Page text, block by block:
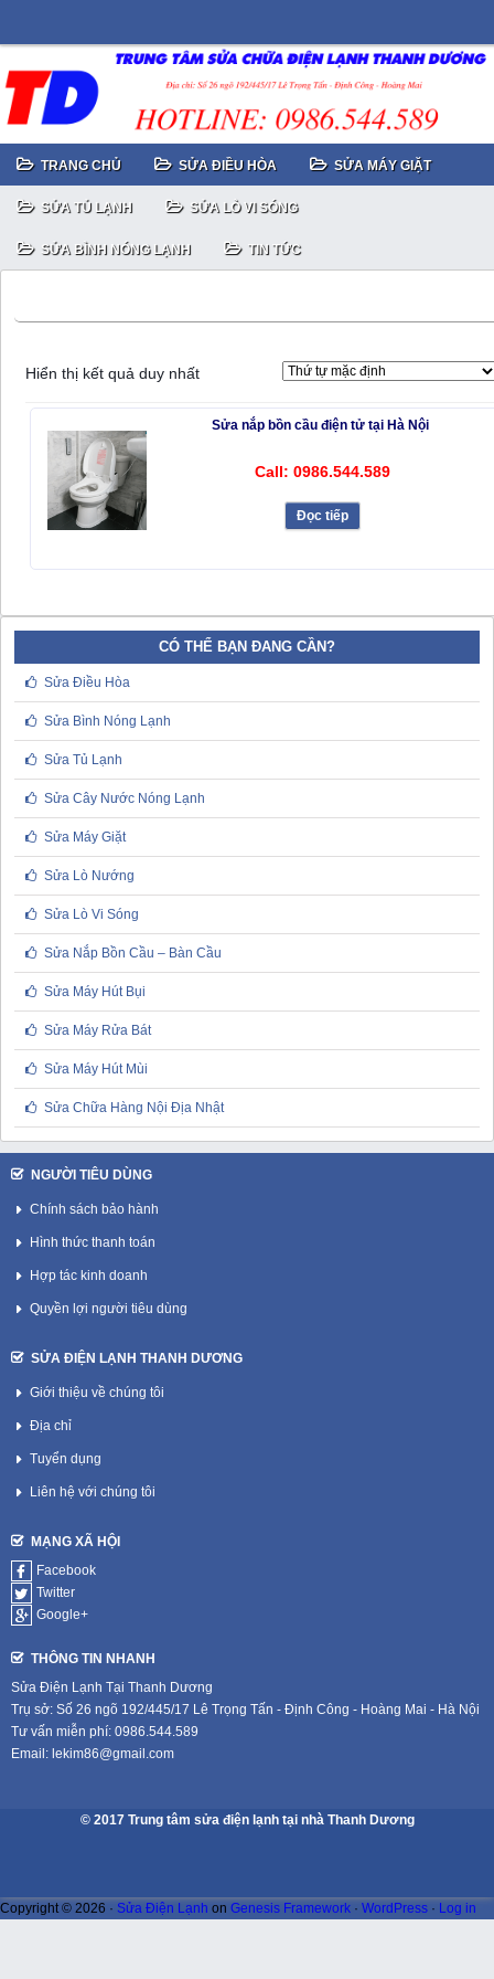
TRANG CHỦ SỬA ĐIỀU HÒA SỬA MÁY GIẶT
SỬA TỦ LẠNH SỬA LÒ VI SÓNG
SỬA BÌNH NÓNG LẠNH TIN TỨC
Hiển thị kết quả duy nhất
Sửa nắp bồn cầu điện tử tại Hà Nội
Call: 0986.544.589
Đọc tiếp
CÓ THỂ BẠN ĐANG CẦN?
Sửa Điều Hòa
Sửa Bình Nóng Lạnh
Sửa Tủ Lạnh
Sửa Cây Nước Nóng Lạnh
Sửa Máy Giặt
Sửa Lò Nướng
Sửa Lò Vi Sóng
Sửa Nắp Bồn Cầu – Bàn Cầu
Sửa Máy Hút Bụi
Sửa Máy Rửa Bát
Sửa Máy Hút Mùi
Sửa Chữa Hàng Nội Địa Nhật
NGƯỜI TIÊU DÙNG
Chính sách bảo hành
Hình thức thanh toán
Hợp tác kinh doanh
Quyền lợi người tiêu dùng
SỬA ĐIỆN LẠNH THANH DƯƠNG
Giới thiệu về chúng tôi
Địa chỉ
Tuyển dụng
Liên hệ với chúng tôi
MẠNG XÃ HỘI
Facebook
Twitter
Google+
THÔNG TIN NHANH
Sửa Điện Lạnh Tại Thanh Dương
Trụ sở: Số 26 ngõ 192/445/17 Lê Trọng Tấn - Định Công - Hoàng Mai - Hà Nội
Tư vấn miễn phí: 0986.544.589
Email: lekim86@gmail.com
© 2017 Trung tâm sửa điện lạnh tại nhà Thanh Dương
Copyright © 2026 · Sửa Điện Lạnh on Genesis Framework · WordPress · Log in